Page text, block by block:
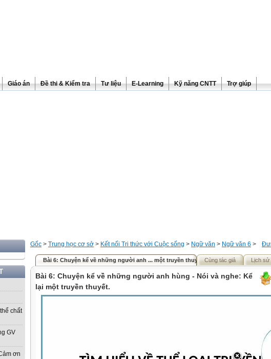
Giáo án Đề thi & Kiểm tra Tư liệu E-Learning Kỹ năng CNTT Trợ giúp
chất
GV
ơn
Gốc > Trung học cơ sở > Kết nối Tri thức với Cuộc sống > Ngữ văn > Ngữ văn 6 >
Bài 6: Chuyện kể về những người anh ... một truyền thuyết.Cùng tác giả Lịch sử
Bài 6: Chuyện kể về những người anh hùng - Nói và nghe: Kể
lại một truyền thuyết.